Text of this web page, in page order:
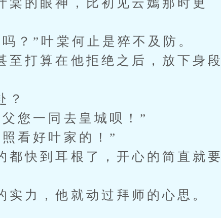
？”叶棠何止是猝不及防。
打算在他拒绝之后，放下身段
？
您一同去皇城呗！”
看好叶家的！”
快到耳根了，开心的简直就要
力，他就动过拜师的心思。